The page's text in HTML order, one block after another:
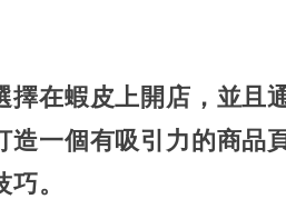
在蝦皮上開店，並且
一個有吸引力的商品
。